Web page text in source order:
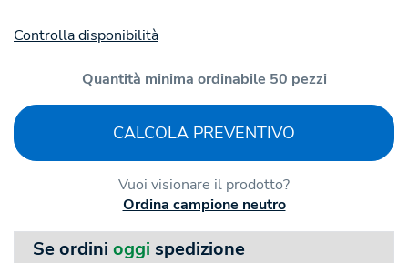
Controlla disponibilità
Quantità minima ordinabile 50 pezzi
CALCOLA PREVENTIVO
Vuoi visionare il prodotto?
Ordina campione neutro
Se ordini oggi spedizione